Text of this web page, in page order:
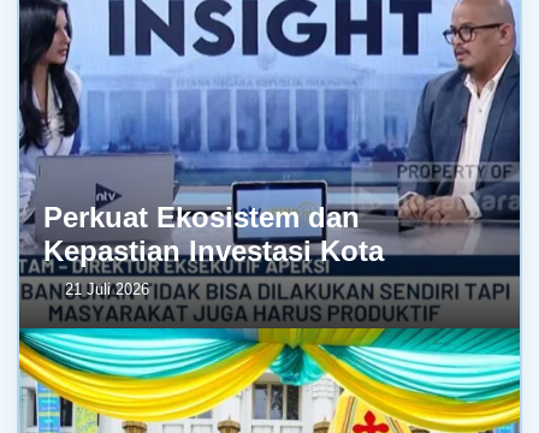
Perkuat Ekosistem dan
Kepastian Investasi Kota
21 Juli 2026